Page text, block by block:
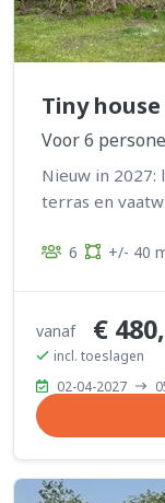
Tiny house
Voor 6
Nieuw in 2027:
terras en
6 +/- 40
vanaf €
incl. toeslagen
02-04-2027